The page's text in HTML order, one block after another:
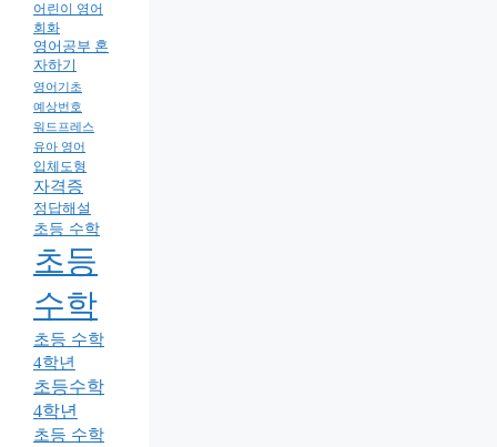
어린이 영어
회화
영어공부 혼
자하기
영어기초
예상번호
워드프레스
유아 영어
입체도형
자격증
정답해설
초등 수학
초등
수학
초등 수학
4학년
초등수학
4학년
초등 수학